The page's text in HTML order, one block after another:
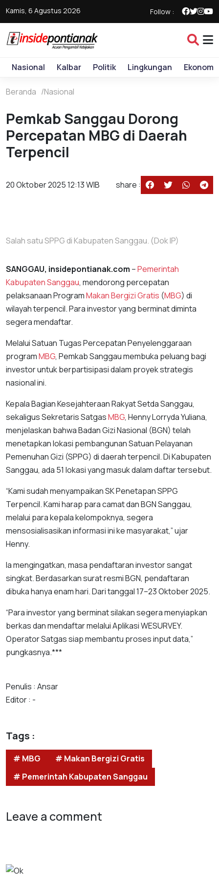
Kamis, 6 Agustus 2026 Follow :
Nasional Kalbar Politik Lingkungan Ekonomi
Beranda Nasional
Pemkab Sanggau Dorong
Percepatan MBG di Daerah
Terpencil
20 Oktober 2025 12:13 WIB share :
Salah satu SPPG di Kabupaten Sanggau. (Dok IP)
SANGGAU, insidepontianak.com –Pemerintah
Kabupaten Sanggau, mendorong percepatan
pelaksanaan ProgramMakan Bergizi Gratis (MBG) di
wilayah terpencil. Para investor yang berminat diminta
segera mendaftar.
Melalui Satuan Tugas Percepatan Penyelenggaraan
programMBG, Pemkab Sanggau membuka peluang bagi
investor untuk berpartisipasi dalam proyek strategis
nasional ini.
Kepala Bagian Kesejahteraan Rakyat Setda Sanggau,
sekaligus Sekretaris SatgasMBG, Henny Lorryda Yuliana,
menjelaskan bahwa Badan Gizi Nasional (BGN) telah
menetapkan lokasi pembangunan Satuan Pelayanan
Pemenuhan Gizi (SPPG) di daerah terpencil. Di Kabupaten
Sanggau, ada 51 lokasi yang masuk dalam daftar tersebut.
“Kami sudah menyampaikan SK Penetapan SPPG
Terpencil. Kami harap para camat dan BGN Sanggau,
melalui para kepala kelompoknya, segera
mensosialisasikan informasi ini ke masyarakat,” ujar
Henny.
Ia mengingatkan, masa pendaftaran investor sangat
singkat. Berdasarkan surat resmi BGN, pendaftaran
dibuka hanya enam hari. Dari tanggal 17–23 Oktober 2025.
“Para investor yang berminat silakan segera menyiapkan
berkas dan mendaftar melalui Aplikasi WESURVEY.
Operator Satgas siap membantu proses input data,”
pungkasnya.***
Penulis : Ansar
Editor : -
Tags :
# MBG
# Makan Bergizi Gratis
# Pemerintah Kabupaten Sanggau
Leave a comment